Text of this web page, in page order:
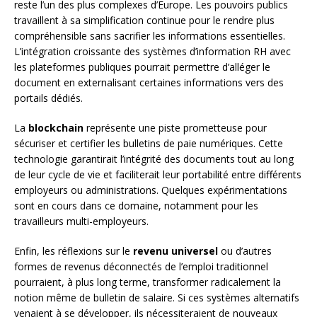
reste l’un des plus complexes d’Europe. Les pouvoirs publics
travaillent à sa simplification continue pour le rendre plus
compréhensible sans sacrifier les informations essentielles.
L’intégration croissante des systèmes d’information RH avec
les plateformes publiques pourrait permettre d’alléger le
document en externalisant certaines informations vers des
portails dédiés.
La blockchain représente une piste prometteuse pour
sécuriser et certifier les bulletins de paie numériques. Cette
technologie garantirait l’intégrité des documents tout au long
de leur cycle de vie et faciliterait leur portabilité entre différents
employeurs ou administrations. Quelques expérimentations
sont en cours dans ce domaine, notamment pour les
travailleurs multi-employeurs.
Enfin, les réflexions sur le revenu universel ou d’autres
formes de revenus déconnectés de l’emploi traditionnel
pourraient, à plus long terme, transformer radicalement la
notion même de bulletin de salaire. Si ces systèmes alternatifs
venaient à se développer, ils nécessiteraient de nouveaux